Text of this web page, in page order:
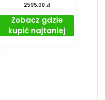
2595,00 zł
Zobacz gdzie
kupić najtaniej